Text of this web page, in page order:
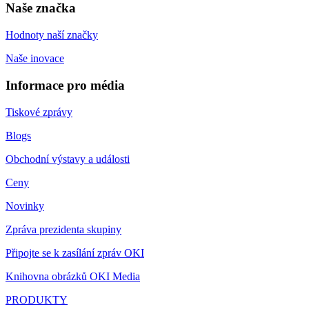
Naše značka
Hodnoty naší značky
Naše inovace
Informace pro média
Tiskové zprávy
Blogs
Obchodní výstavy a události
Ceny
Novinky
Zpráva prezidenta skupiny
Připojte se k zasílání zpráv OKI
Knihovna obrázků OKI Media
PRODUKTY